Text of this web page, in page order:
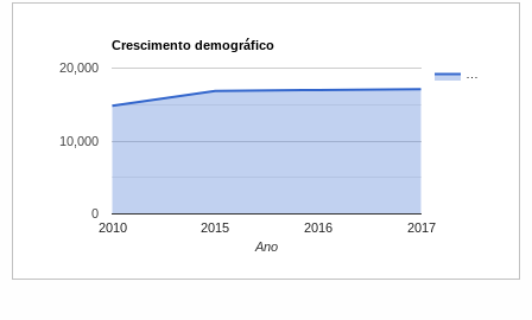
Crescimento demográfico
…
2010 2015 2016 2017
0
10,000
20,000
Ano